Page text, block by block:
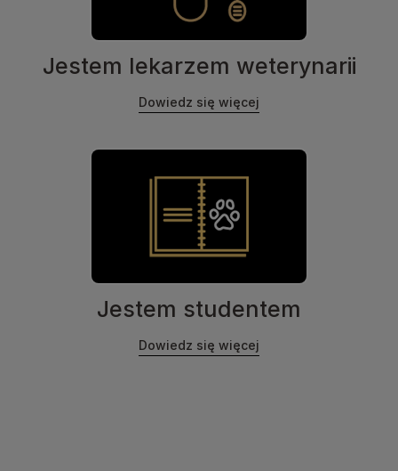
Jestem lekarzem weterynarii
Dowiedz się więcej
Jestem studentem
Dowiedz się więcej